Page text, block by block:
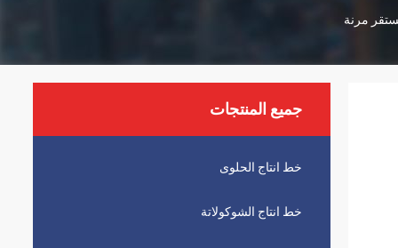
مرنة
جميع المنتجات
خط انتاج الحلوى
خط انتاج الشوكولاتة